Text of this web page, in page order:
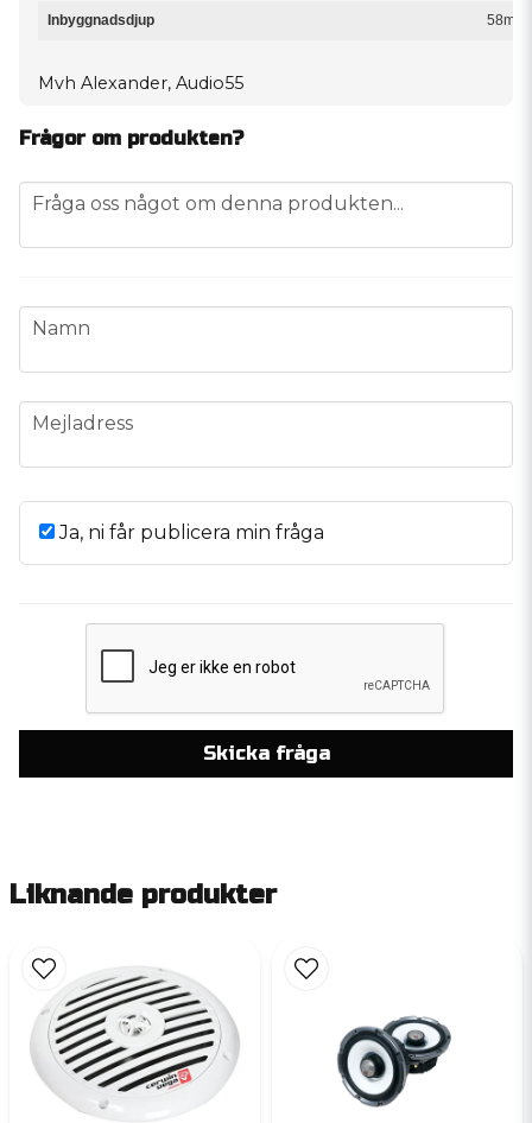
Inbyggnadsdjup 58mm
Mvh Alexander, Audio55
Frågor om produkten?
question
Fråga oss något om denna produkten...
name
Namn
email
Mejladress
Ja, ni får publicera min fråga
Skicka fråga
Liknande produkter